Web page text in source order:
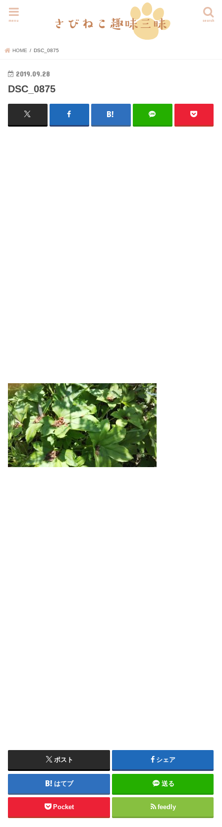
search
menu
HOME DSC_0875
2019.09.28
DSC_0875
ポスト シェア
はてブ 送る
Pocket feedly